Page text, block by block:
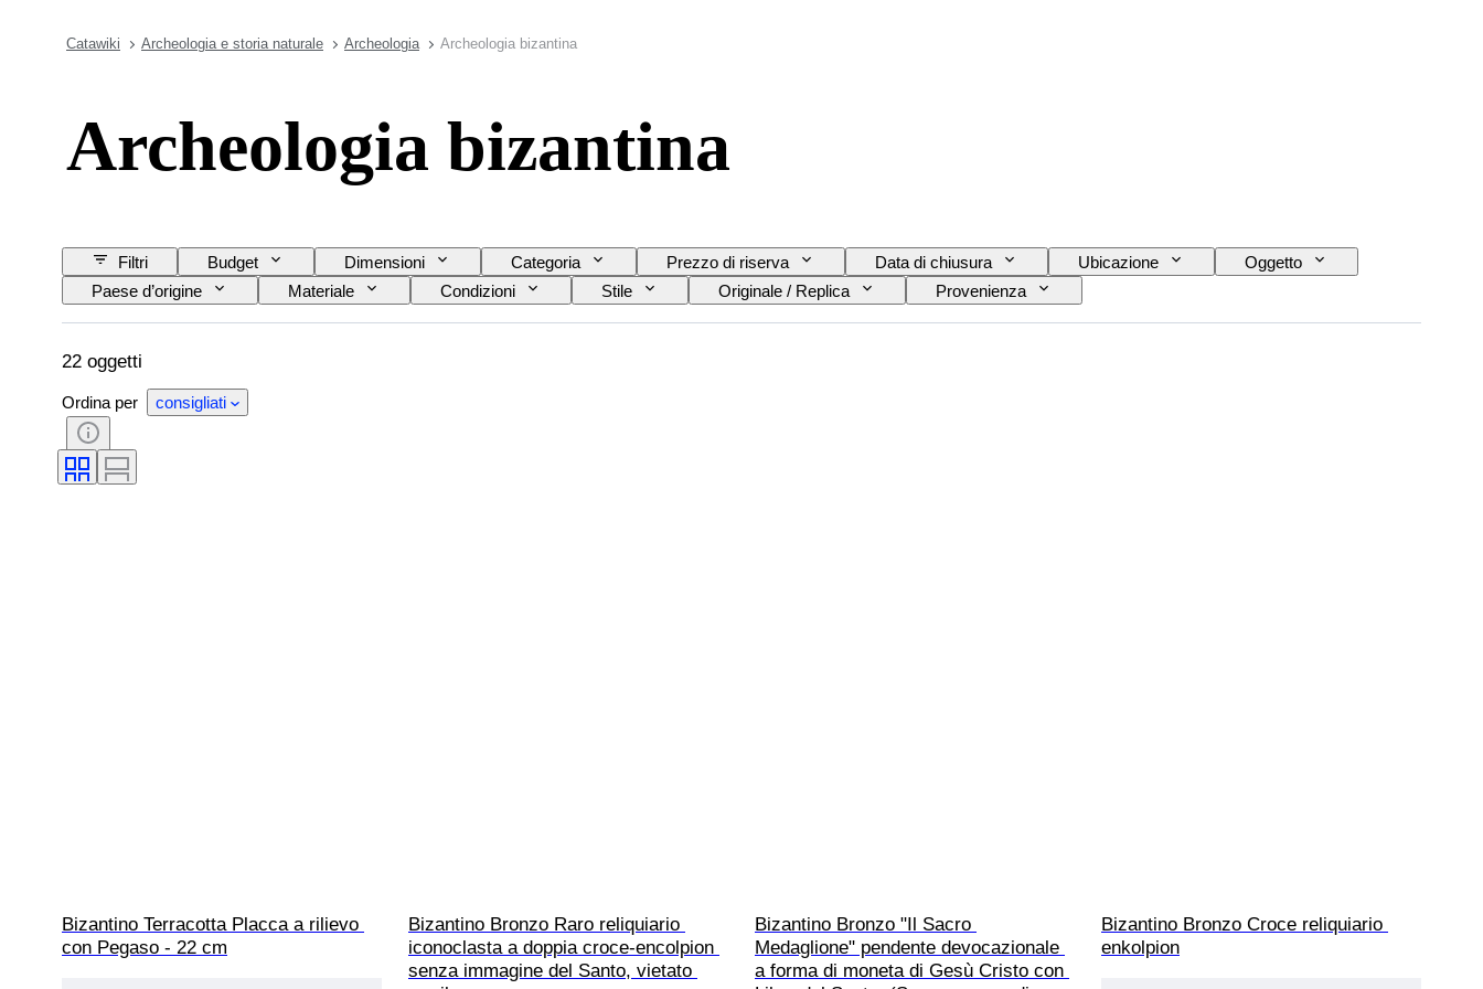
Catawiki Archeologia e storia naturale Archeologia Archeologia bizantina
Archeologia bizantina
Filtri Budget Dimensioni Categoria Prezzo di riserva Data di chiusura Ubicazione
Oggetto
Paese d’origine
Materiale Condizioni Stile Originale / Replica Provenienza
22 oggetti
Ordina per consigliati
Bizantino Terracotta Placca a rilievo
con Pegaso - 22 cm
Bizantino Bronzo Raro reliquiario
iconoclasta a doppia croce-encolpion
senza immagine del Santo, vietato
Bizantino Bronzo "Il Sacro
Medaglione" pendente devocazionale
a forma di moneta di Gesù Cristo con
Bizantino Bronzo Croce reliquiario
enkolpion